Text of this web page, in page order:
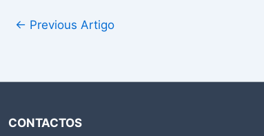
← Previous Artigo
CONTACTOS